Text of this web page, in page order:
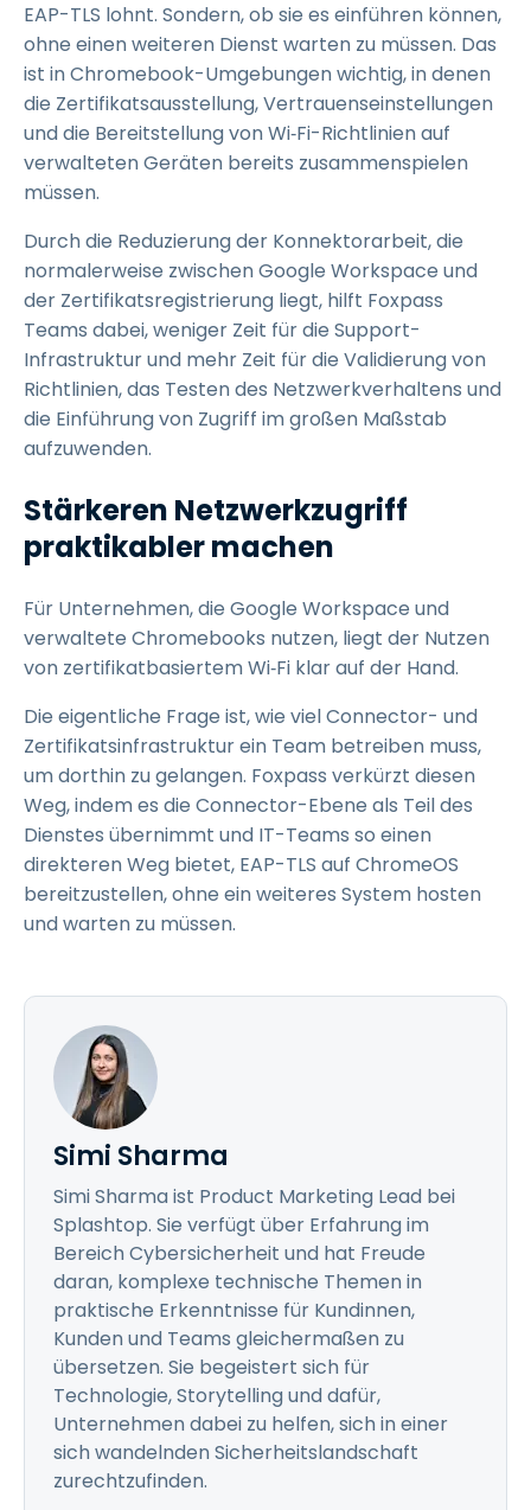
EAP-TLS lohnt. Sondern, ob sie es einführen können,
ohne einen weiteren Dienst warten zu müssen. Das
ist in Chromebook-Umgebungen wichtig, in denen
die Zertifikatsausstellung, Vertrauenseinstellungen
und die Bereitstellung von Wi‑Fi-Richtlinien auf
verwalteten Geräten bereits zusammenspielen
müssen.
Durch die Reduzierung der Konnektorarbeit, die
normalerweise zwischen Google Workspace und
der Zertifikatsregistrierung liegt, hilft Foxpass
Teams dabei, weniger Zeit für die Support-
Infrastruktur und mehr Zeit für die Validierung von
Richtlinien, das Testen des Netzwerkverhaltens und
die Einführung von Zugriff im großen Maßstab
aufzuwenden.
Stärkeren Netzwerkzugriff
praktikabler machen
Für Unternehmen, die Google Workspace und
verwaltete Chromebooks nutzen, liegt der Nutzen
von zertifikatbasiertem Wi‑Fi klar auf der Hand.
Die eigentliche Frage ist, wie viel Connector- und
Zertifikatsinfrastruktur ein Team betreiben muss,
um dorthin zu gelangen. Foxpass verkürzt diesen
Weg, indem es die Connector-Ebene als Teil des
Dienstes übernimmt und IT-Teams so einen
direkteren Weg bietet, EAP-TLS auf ChromeOS
bereitzustellen, ohne ein weiteres System hosten
und warten zu müssen.
Simi Sharma
Simi Sharma ist Product Marketing Lead bei
Splashtop. Sie verfügt über Erfahrung im
Bereich Cybersicherheit und hat Freude
daran, komplexe technische Themen in
praktische Erkenntnisse für Kundinnen,
Kunden und Teams gleichermaßen zu
übersetzen. Sie begeistert sich für
Technologie, Storytelling und dafür,
Unternehmen dabei zu helfen, sich in einer
sich wandelnden Sicherheitslandschaft
zurechtzufinden.